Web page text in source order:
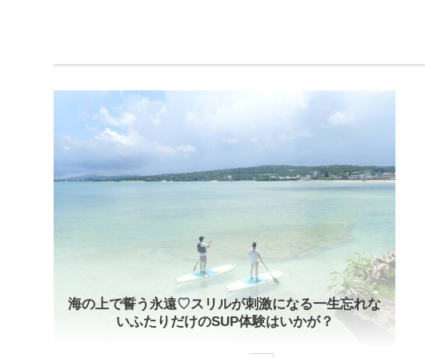
海の上で誓う永遠♡スリルが刺激になる一生忘れな
いふたりだけのSUP体験はいかが？